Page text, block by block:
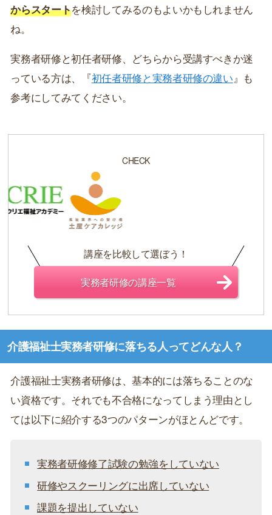
からスタートを検討してみるのもよいかもしれません
ね。
実務者研修と初任者研修、どちらから受講すべきか迷
っている方は、『初任者研修と実務者研修の違い』も
参考にしてみてください。
CHECK
講座を比較して選ぼう！
実務者研修の講座一覧
介護福祉士実務者研修に落ちる人ってどんな人？
介護福祉士実務者研修は、基本的には落ちることのな
い資格です。それでも不合格になってしまう理由とし
ては以下に紹介する3つのパターンがほとんどです。
実務者研修修了試験の勉強をしていない
研修やスクーリングに出席していない
課題を提出していない